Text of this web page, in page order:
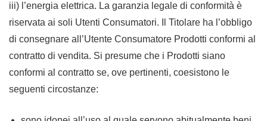
iii) l’energia elettrica. La garanzia legale di conformità è
riservata ai soli Utenti Consumatori. Il Titolare ha l’obbligo
di consegnare all’Utente Consumatore Prodotti conformi al
contratto di vendita. Si presume che i Prodotti siano
conformi al contratto se, ove pertinenti, coesistono le
seguenti circostanze: